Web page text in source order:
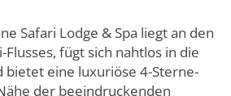
Safari Lodge & Spa liegt an den
Flusses, fügt sich nahtlos in die
bietet eine luxuriöse 4-Sterne-
der beeindruckenden